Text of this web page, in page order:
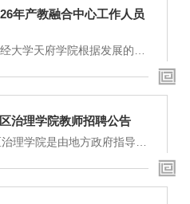
国财经类独立学院第2名。
后获得“中国最具办学特色独
力品牌院校”、“中...
年产教融合中心工作人员
大学天府学院根据发展的需
岗位：西南财经大学天府学
阳校区1名）二、招聘条件岗
优化与地方重点产业、学校
，深度调研产业需求，挖掘
治理学院教师招聘公告
理学院是由地方政府指导举
级学院。学院秉持“五社一
育、培训、服务和产业于一